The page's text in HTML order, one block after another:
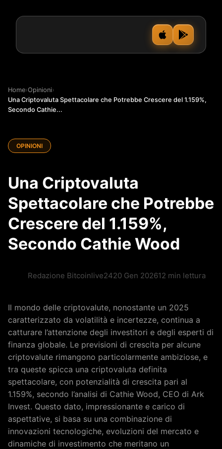
Home›Opinioni›
Una Criptovaluta Spettacolare che Potrebbe Crescere del 1.159%,
Secondo Cathie...
OPINIONI
Una Criptovaluta
Spettacolare che Potrebbe
Crescere del 1.159%,
Secondo Cathie Wood
Redazione Bitcoinlive2420 Gen 202612 min lettura
Il mondo delle criptovalute, nonostante un 2025
caratterizzato da volatilità e incertezze, continua a
catturare l’attenzione degli investitori e degli esperti di
finanza globale. Le previsioni di crescita per alcune
criptovalute rimangono particolarmente ambiziose, e
tra queste spicca una criptovaluta definita
spettacolare, con potenzialità di crescita pari al
1.159%, secondo l’analisi di Cathie Wood, CEO di Ark
Invest. Questo dato, impressionante e carico di
aspettative, si basa su una combinazione di
innovazioni tecnologiche, evoluzioni del mercato e
dinamiche di investimento che meritano un